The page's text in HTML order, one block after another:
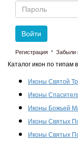
Пароль
Войти
Регистрация · Забыли
Каталог икон по типам
Иконы Святой
Иконы
Иконы Божьей
Иконы Святых
Иконы Святых